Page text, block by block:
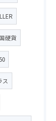
硬貨
ス